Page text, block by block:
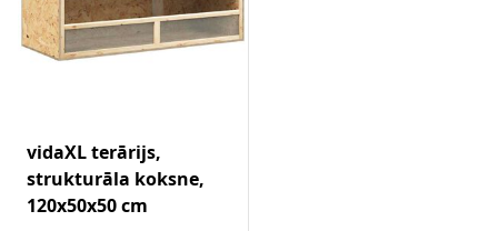
vidaXL terārijs,
strukturāla koksne,
120x50x50 cm